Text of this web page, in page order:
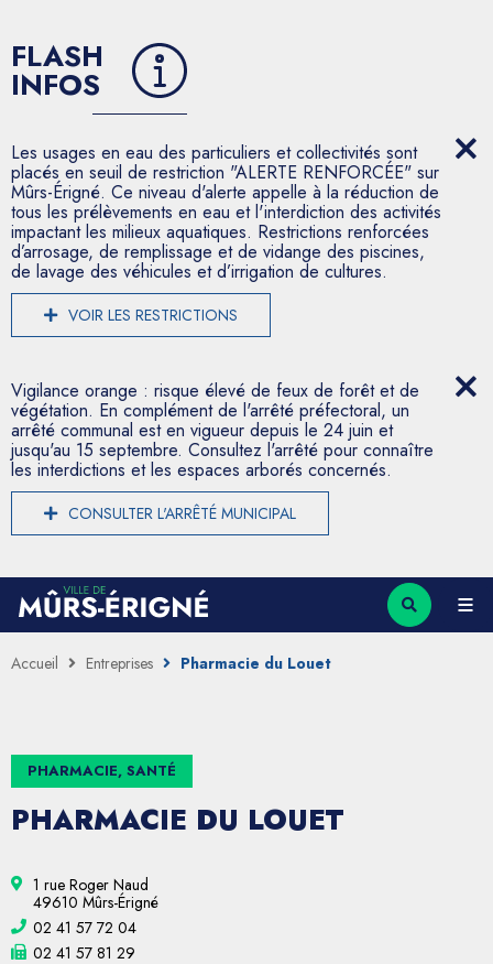
FLASH
INFOS
Les usages en eau des particuliers et collectivités sont
placés en seuil de restriction "ALERTE RENFORCÉE" sur
Mûrs-Érigné. Ce niveau d'alerte appelle à la réduction de
tous les prélèvements en eau et l'interdiction des activités
impactant les milieux aquatiques. Restrictions renforcées
d’arrosage, de remplissage et de vidange des piscines,
de lavage des véhicules et d’irrigation de cultures.
VOIR LES RESTRICTIONS
Vigilance orange : risque élevé de feux de forêt et de
végétation. En complément de l'arrêté préfectoral, un
arrêté communal est en vigueur depuis le 24 juin et
jusqu'au 15 septembre. Consultez l'arrêté pour connaître
les interdictions et les espaces arborés concernés.
CONSULTER L'ARRÊTÉ MUNICIPAL
Accueil Entreprises Pharmacie du Louet
PHARMACIE, SANTÉ
PHARMACIE DU LOUET
1 rue Roger Naud
49610 Mûrs-Érigné
02 41 57 72 04
02 41 57 81 29